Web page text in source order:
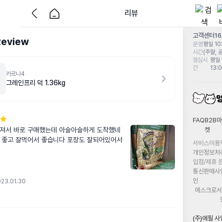
리뷰
카르나4
그레인프리 덕 1.36kg
서 바로 구매했는데 아슬아슬하게 도착했네
고 잘먹어서 좋습니다 포장도 잘되어있어서
고객센터
운영
시간
평일
(주말,
점심시
간
평
FAQB2B마
켓
서비스이용
개인정보처
입점/제휴
통신판매사
인
에스크로
(주)에필 사